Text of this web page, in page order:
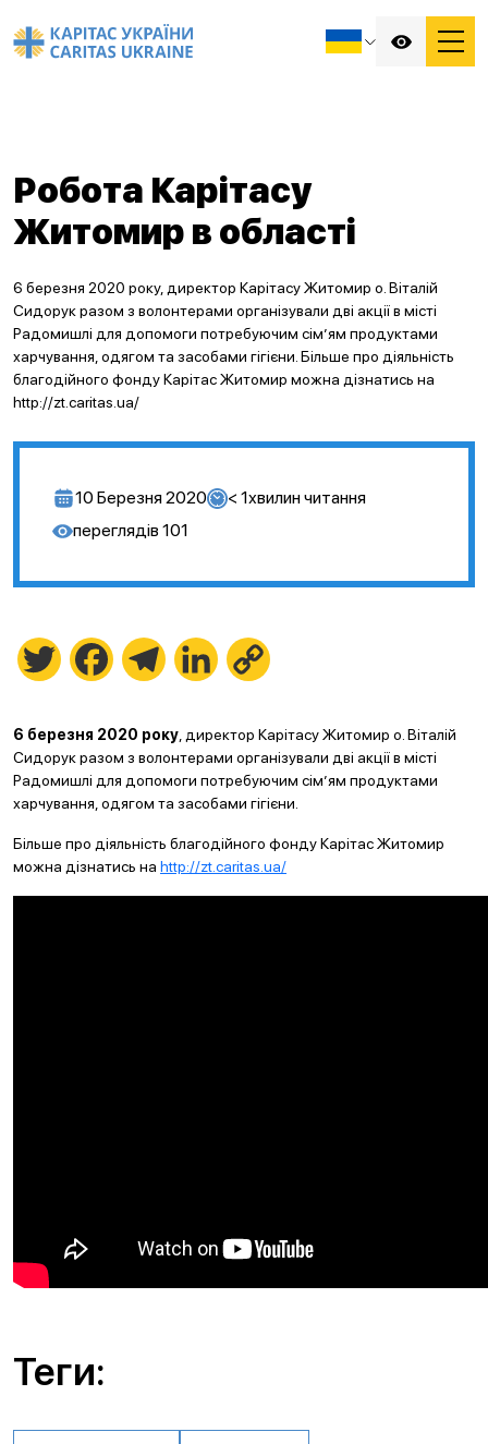
Робота Карітасу
Житомир в області
6 березня 2020 року, директор Карітасу Житомир о. Віталій
Сидорук разом з волонтерами організували дві акції в місті
Радомишлі для допомоги потребуючим сім’ям продуктами
харчування, одягом та засобами гігієни. Більше про діяльність
благодійного фонду Карітас Житомир можна дізнатись на
http://zt.caritas.ua/
10 Березня 2020 < 1хвилин читання
переглядів 101
Twitter FacebookTelegramLinkedIn
6 березня 2020 року , директор Карітасу Житомир о. Віталій
Сидорук разом з волонтерами організували дві акції в місті
Радомишлі для допомоги потребуючим сім’ям продуктами
харчування, одягом та засобами гігієни.
Більше про діяльність благодійного фонду Карітас Житомир
можна дізнатись на http://zt.caritas.ua/
Теги: